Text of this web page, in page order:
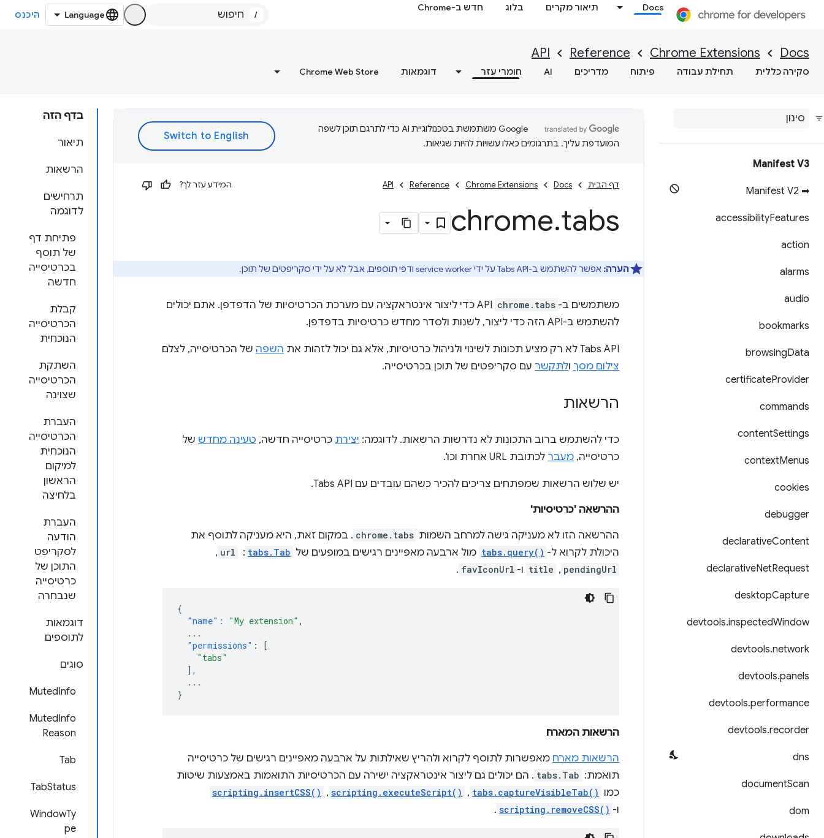
Docs תיאור מקרים בלוג חדש ב-Chrome
/ היכנס
Docs
Chrome Extensions
Reference
API
סקירה כללית תחילת עבודה פיתוח מדריכים AI חומרי עזר דוגמאות Chrome Web Store
Manifest V3
➡ Manifest V2
accessibilityFeatures
action
alarms
audio
bookmarks
browsingData
certificateProvider
commands
contentSettings
contextMenus
cookies
debugger
declarativeContent
declarativeNetRequest
desktopCapture
devtools.inspectedWindow
devtools.network
devtools.panels
devtools.performance
devtools.recorder
dns
documentScan
dom
בדף הזה
תיאור
הרשאות
תרחישים
לדוגמה
פתיחת דף
של תוסף
בכרטיסייה
חדשה
קבלת
הכרטיסייה
הנוכחית
השתקת
הכרטיסייה
שצוינה
העברת
הכרטיסייה
הנוכחית
למיקום
הראשון
בלחיצה
העברת
הודעה
לסקריפט
התוכן של
כרטיסייה
שנבחרה
דוגמאות
לתוספים
סוגים
MutedInfo
MutedInfo
Reason
Tab
TabStatus
WindowTy
pe
‫Google משתמשת בטכנולוגיית AI כדי לתרגם תוכן לשפה
המועדפת עליך. בתרגומים כאלו עשויות להיות שגיאות.
דף הבית Docs
Chrome Extensions
Reference
API המידע עזר לך?
chrome.tabs
הערה: אפשר להשתמש ב-Tabs API על ידי service worker ודפי תוספים, אבל לא על ידי סקריפטים של תוכן.
משתמשים ב- chrome.tabs
API כדי ליצור אינטראקציה עם מערכת הכרטיסיות של הדפדפן. אתם יכולים
להשתמש ב-API הזה כדי ליצור, לשנות ולסדר מחדש כרטיסיות בדפדפן.
‫Tabs API לא רק מציע תכונות לשינוי ולניהול כרטיסיות, אלא גם יכול לזהות את השפה של הכרטיסייה, לצלם
צילום מסך ולתקשר עם סקריפטים של תוכן בכרטיסייה.
הרשאות
כדי להשתמש ברוב התכונות לא נדרשות הרשאות. לדוגמה: יצירת כרטיסייה חדשה, טעינה מחדש של
כרטיסייה, מעבר לכתובת URL אחרת וכו'.
יש שלוש הרשאות שמפתחים צריכים להכיר כשהם עובדים עם Tabs API.
ההרשאה 'כרטיסיות'
ההרשאה הזו לא מעניקה גישה למרחב השמות chrome.tabs . במקום זאת, היא מעניקה לתוסף את
היכולת לקרוא ל- tabs.query() מול ארבעה מאפיינים רגישים במופעים של tabs.Tab
: ‏
url
,‏
pendingUrl
,‏
title ו- favIconUrl
.
{
"name" : "My extension" ,
...
"permissions" :
[
"tabs"
],
...
}
הרשאות המארח
הרשאות מארח מאפשרות לתוסף לקרוא ולהריץ שאילתות על ארבעה מאפיינים רגישים של כרטיסייה
תואמת: tabs.Tab . הם יכולים גם ליצור אינטראקציה ישירה עם הכרטיסיות התואמות באמצעות שיטות
כמו tabs.captureVisibleTab()
,‏
scripting.executeScript()
,‏
scripting.insertCSS()
ו- scripting.removeCSS()
.